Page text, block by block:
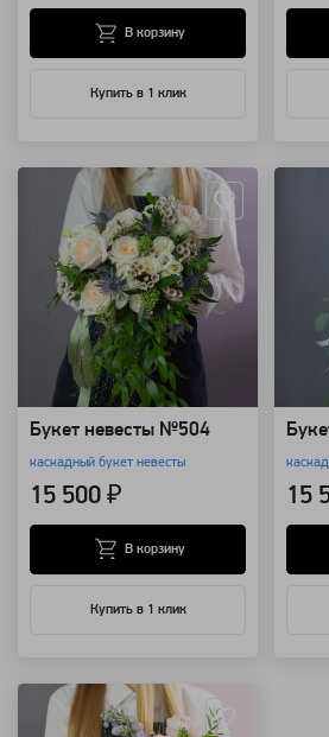
Купить в 1 клик
В корзину
Букет невесты №504
каскадный букет невесты
15 500 ₽
Купить в 1 клик
В корзину
15